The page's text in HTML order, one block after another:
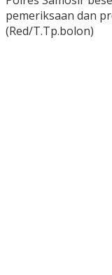
pemeriksaan dan
(Red/T.Tp.bolon)